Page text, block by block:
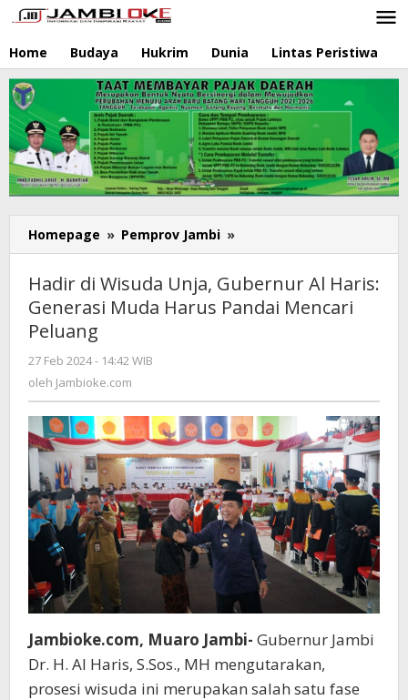
Lewati
ke
konten
Home Budaya Hukrim Dunia Lintas Peristiwa
Homepage » Pemprov Jambi »
di
Wisuda
Unja,
Gubernur
Harus
Pandai
Mencari
Peluang
Hadir di Wisuda Unja, Gubernur Al Haris:
Generasi Muda Harus Pandai Mencari
Peluang
27 Feb 2024 - 14:42 WIB
oleh Jambioke.com
Jambioke.com, Muaro Jambi- Gubernur Jambi
Dr. H. Al Haris, S.Sos., MH mengutarakan,
prosesi wisuda ini merupakan salah satu fase